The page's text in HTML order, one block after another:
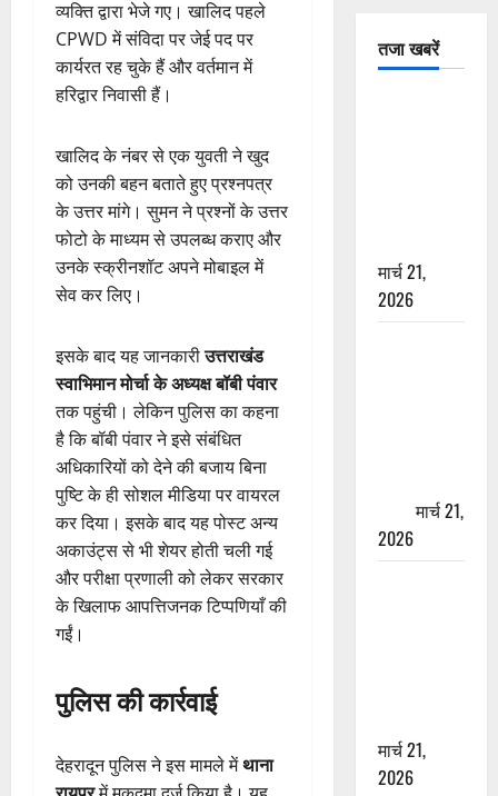
व्यक्ति द्वारा भेजे गए। खालिद पहले
CPWD में संविदा पर जेई पद पर
कार्यरत रह चुके हैं और वर्तमान में
हरिद्वार निवासी हैं।
खालिद के नंबर से एक युवती ने खुद
को उनकी बहन बताते हुए प्रश्नपत्र
के उत्तर मांगे। सुमन ने प्रश्नों के उत्तर
फोटो के माध्यम से उपलब्ध कराए और
उनके स्क्रीनशॉट अपने मोबाइल में
सेव कर लिए।
इसके बाद यह जानकारीउत्तराखंड
स्वाभिमान मोर्चा के अध्यक्ष बॉबी पंवार
तक पहुंची। लेकिन पुलिस का कहना
है कि बॉबी पंवार ने इसे संबंधित
अधिकारियों को देने की बजाय बिना
पुष्टि के ही सोशल मीडिया पर वायरल
कर दिया। इसके बाद यह पोस्ट अन्य
अकाउंट्स से भी शेयर होती चली गई
और परीक्षा प्रणाली को लेकर सरकार
के खिलाफ आपत्तिजनक टिप्पणियाँ की
गईं।
पुलिस की कार्रवाई
देहरादून पुलिस ने इस मामले मेंथाना
तजा खबरें
मार्च 21,
2026
मार्च 21,
2026
मार्च 21,
2026